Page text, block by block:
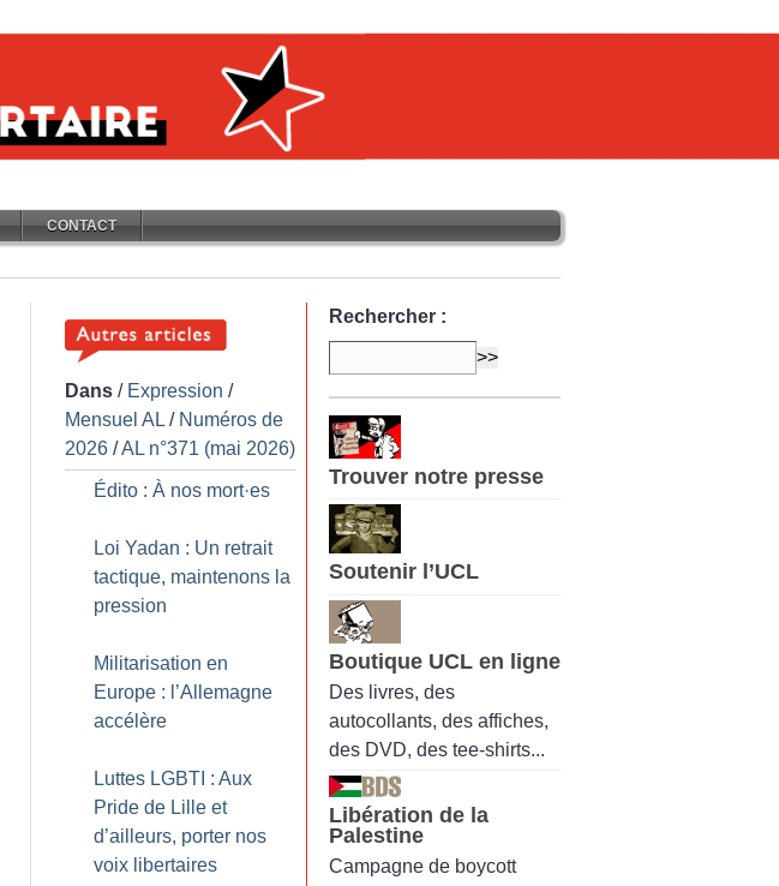
CONTACT
Dans / Expression /
Mensuel AL / Numéros de
2026 /AL n°371 (mai 2026)
Édito : À nos mort·es
Loi Yadan : Un retrait
tactique, maintenons la
pression
Militarisation en
Europe : l’Allemagne
accélère
Luttes LGBTI : Aux
Pride de Lille et
d’ailleurs, porter nos
voix libertaires
Rechercher :
Trouver notre presse
Soutenir l’UCL
Boutique UCL en ligne
Des livres, des
autocollants, des affiches,
des DVD, des tee-shirts...
Libération de la
Palestine
Campagne de boycott